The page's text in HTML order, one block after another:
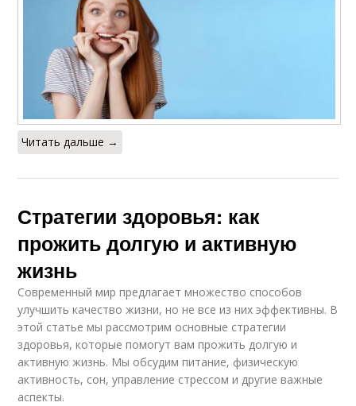
Читать дальше →
Стратегии здоровья: как
прожить долгую и активную
жизнь
Современный мир предлагает множество способов
улучшить качество жизни, но не все из них эффективны. В
этой статье мы рассмотрим основные стратегии
здоровья, которые помогут вам прожить долгую и
активную жизнь. Мы обсудим питание, физическую
активность, сон, управление стрессом и другие важные
аспекты.